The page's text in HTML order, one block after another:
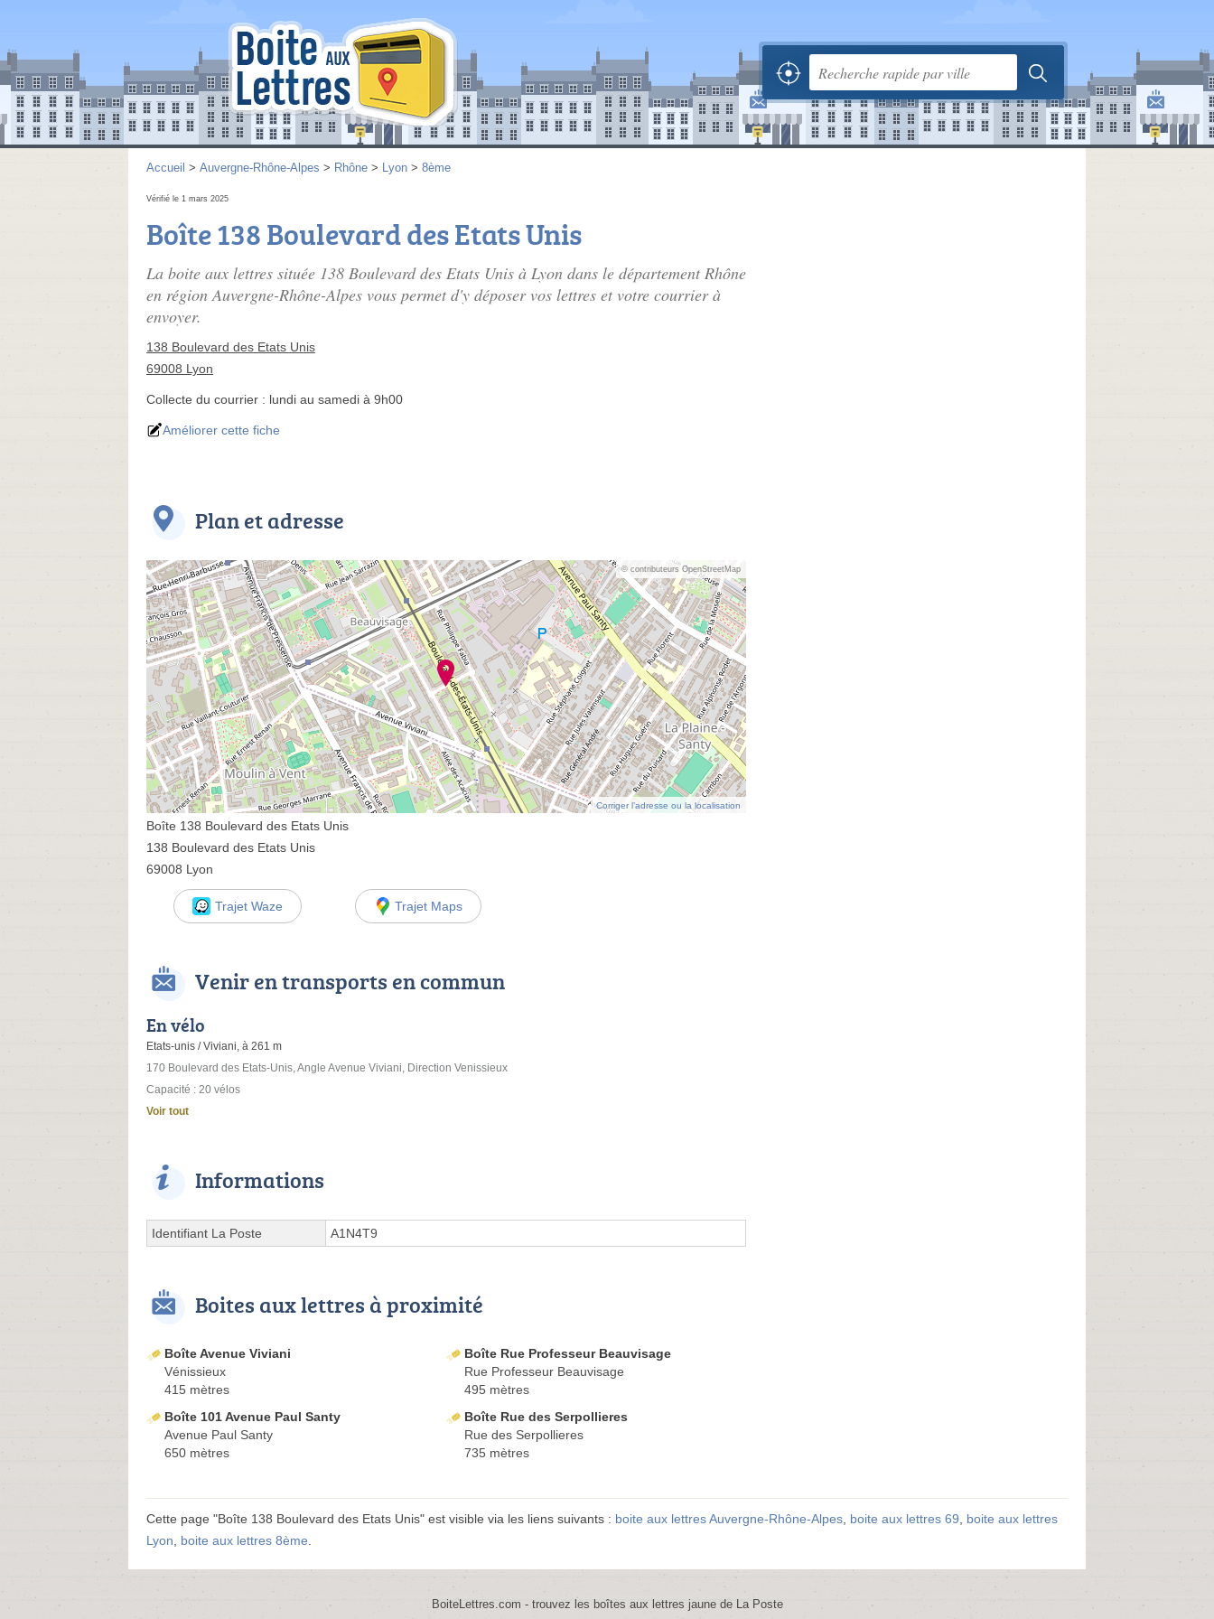
Accueil > Auvergne-Rhône-Alpes > Rhône > Lyon > 8ème
Vérifié le 1 mars 2025
Boîte 138 Boulevard des Etats Unis
La boite aux lettres située 138 Boulevard des Etats Unis à Lyon dans le département Rhône
en région Auvergne-Rhône-Alpes vous permet d'y déposer vos lettres et votre courrier à
envoyer.
138 Boulevard des Etats Unis
69008 Lyon
Collecte du courrier : lundi au samedi à 9h00
Améliorer cette fiche
Plan et adresse
© contributeurs OpenStreetMap
Corriger l’adresse ou la localisation
Boîte 138 Boulevard des Etats Unis
138 Boulevard des Etats Unis
69008 Lyon
Trajet Waze Trajet Maps
Venir en transports en commun
En vélo
Etats-unis / Viviani, à 261 m
170 Boulevard des Etats-Unis, Angle Avenue Viviani, Direction Venissieux
Capacité : 20 vélos
Voir tout
Informations
Identifiant La Poste A1N4T9
Boites aux lettres à proximité
Boîte Avenue Viviani
Vénissieux
415 mètres
Boîte Rue Professeur Beauvisage
Rue Professeur Beauvisage
495 mètres
Boîte 101 Avenue Paul Santy
Avenue Paul Santy
650 mètres
Boîte Rue des Serpollieres
Rue des Serpollieres
735 mètres
Cette page "Boîte 138 Boulevard des Etats Unis" est visible via les liens suivants : boite aux lettres Auvergne-Rhône-Alpes, boite aux lettres 69, boite aux lettres
Lyon, boite aux lettres 8ème.
BoiteLettres.com - trouvez les boîtes aux lettres jaune de La Poste